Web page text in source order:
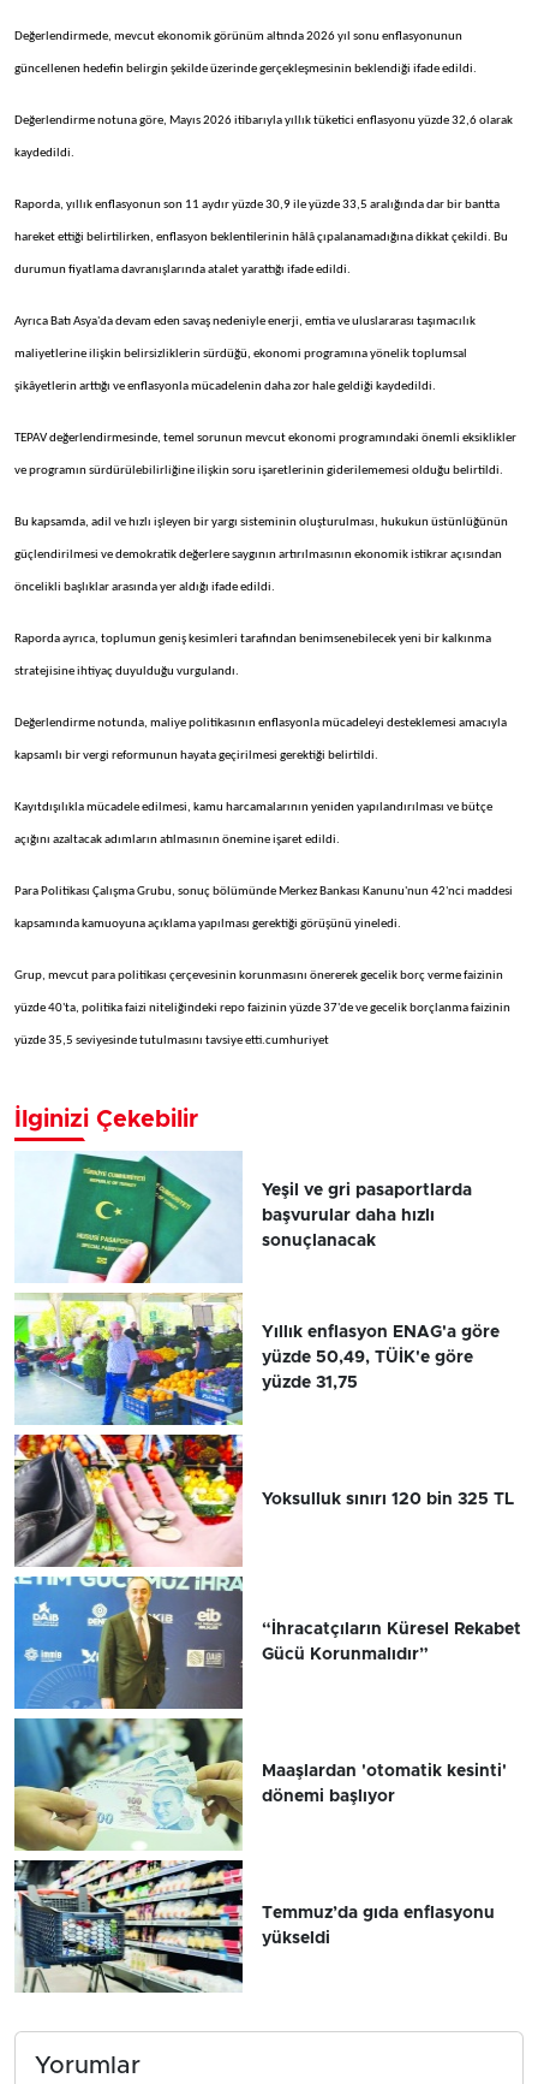
Değerlendirmede, mevcut ekonomik görünüm altında 2026 yıl sonu enflasyonunun
güncellenen hedefin belirgin şekilde üzerinde gerçekleşmesinin beklendiği ifade edildi.
Değerlendirme notuna göre, Mayıs 2026 itibarıyla yıllık tüketici enflasyonu yüzde 32,6 olarak
kaydedildi.
Raporda, yıllık enflasyonun son 11 aydır yüzde 30,9 ile yüzde 33,5 aralığında dar bir bantta
hareket ettiği belirtilirken, enflasyon beklentilerinin hâlâ çıpalanamadığına dikkat çekildi. Bu
durumun fiyatlama davranışlarında atalet yarattığı ifade edildi.
Ayrıca Batı Asya'da devam eden savaş nedeniyle enerji, emtia ve uluslararası taşımacılık
maliyetlerine ilişkin belirsizliklerin sürdüğü, ekonomi programına yönelik toplumsal
şikâyetlerin arttığı ve enflasyonla mücadelenin daha zor hale geldiği kaydedildi.
TEPAV değerlendirmesinde, temel sorunun mevcut ekonomi programındaki önemli eksiklikler
ve programın sürdürülebilirliğine ilişkin soru işaretlerinin giderilememesi olduğu belirtildi.
Bu kapsamda, adil ve hızlı işleyen bir yargı sisteminin oluşturulması, hukukun üstünlüğünün
güçlendirilmesi ve demokratik değerlere saygının artırılmasının ekonomik istikrar açısından
öncelikli başlıklar arasında yer aldığı ifade edildi.
Raporda ayrıca, toplumun geniş kesimleri tarafından benimsenebilecek yeni bir kalkınma
stratejisine ihtiyaç duyulduğu vurgulandı.
Değerlendirme notunda, maliye politikasının enflasyonla mücadeleyi desteklemesi amacıyla
kapsamlı bir vergi reformunun hayata geçirilmesi gerektiği belirtildi.
Kayıtdışılıkla mücadele edilmesi, kamu harcamalarının yeniden yapılandırılması ve bütçe
açığını azaltacak adımların atılmasının önemine işaret edildi.
Para Politikası Çalışma Grubu, sonuç bölümünde Merkez Bankası Kanunu'nun 42'nci maddesi
kapsamında kamuoyuna açıklama yapılması gerektiği görüşünü yineledi.
Grup, mevcut para politikası çerçevesinin korunmasını önererek gecelik borç verme faizinin
yüzde 40'ta, politika faizi niteliğindeki repo faizinin yüzde 37'de ve gecelik borçlanma faizinin
yüzde 35,5 seviyesinde tutulmasını tavsiye etti.cumhuriyet
İlginizi Çekebilir
Yeşil ve gri pasaportlarda
başvurular daha hızlı
sonuçlanacak
Yıllık enflasyon ENAG'a göre
yüzde 50,49, TÜİK'e göre
yüzde 31,75
Yoksulluk sınırı 120 bin 325 TL
“İhracatçıların Küresel Rekabet
Gücü Korunmalıdır”
Maaşlardan 'otomatik kesinti'
dönemi başlıyor
Temmuz’da gıda enflasyonu
yükseldi
Yorumlar